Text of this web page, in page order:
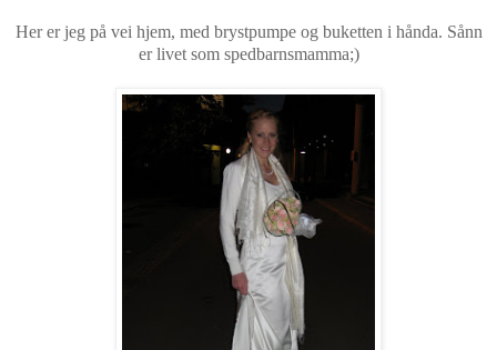
Her er jeg på vei hjem, med brystpumpe og buketten i hånda. Sånn
er livet som spedbarnsmamma;)